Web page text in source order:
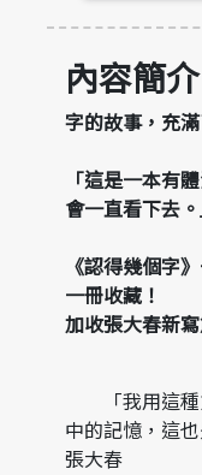
內容簡介
字的故事，充
「這是一本有
會一直看下去
《認得幾個字
一冊收藏！
加收張大春新
「我用這種
中的記憶，這
張大春